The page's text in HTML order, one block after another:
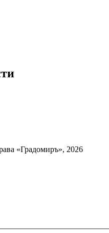
«Градомиръ», 2026